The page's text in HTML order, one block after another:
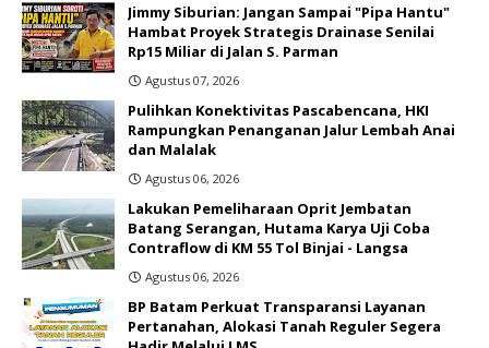
Jimmy Siburian: Jangan Sampai "Pipa Hantu"
Hambat Proyek Strategis Drainase Senilai
Rp15 Miliar di Jalan S. Parman
Agustus 07, 2026
Pulihkan Konektivitas Pascabencana, HKI
Rampungkan Penanganan Jalur Lembah Anai
dan Malalak
Agustus 06, 2026
Lakukan Pemeliharaan Oprit Jembatan
Batang Serangan, Hutama Karya Uji Coba
Contraflow di KM 55 Tol Binjai - Langsa
Agustus 06, 2026
BP Batam Perkuat Transparansi Layanan
Pertanahan, Alokasi Tanah Reguler Segera